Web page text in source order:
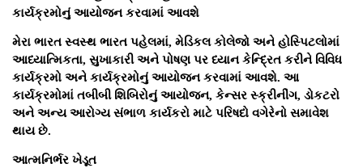
કાર્યક્રમોનું આયોજન કરવામાં આવશે
મેરા ભારત સ્વસ્થ ભારત પહેલમાં, મેડિકલ કોલેજો અને હોસ્પિટલોમાં
આધ્યાત્મિકતા, સુખાકારી અને પોષણ પર ધ્યાન કેન્દ્રિત કરીને વિવિધ
કાર્યક્રમો અને કાર્યક્રમોનું આયોજન કરવામાં આવશે. આ
કાર્યક્રમોમાં તબીબી શિબિરોનું આયોજન, કેન્સર સ્ક્રીનીંગ, ડોકટરો
અને અન્ય આરોગ્ય સંભાળ કાર્યકરો માટે પરિષદો વગેરેનો સમાવેશ
થાય છે.
આત્મનિર્ભર ખેડૂત